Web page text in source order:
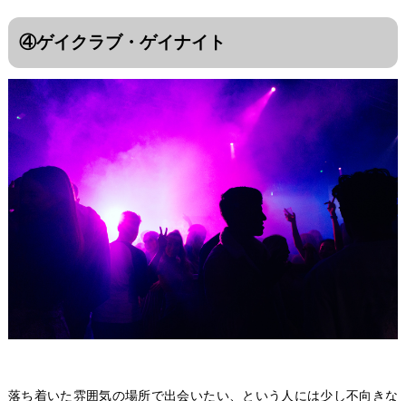
④ゲイクラブ・ゲイナイト
落ち着いた雰囲気の場所で出会いたい、という人には少し不向きな